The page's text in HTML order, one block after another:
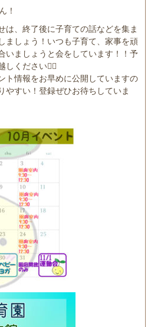
！
は、終了後に子育ての話などを集ま
ましょう！いつも子育て、家事を頑
いましょうと会をしています！！予
しください💁‍♀️
ト情報をお早めに公開していますの
やすい！登録ぜひお待ちしていま